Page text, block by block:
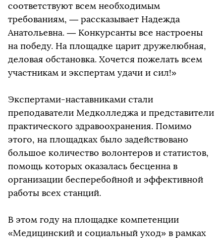
соответствуют всем необходимым
требованиям, — рассказывает Надежда
Анатольевна. — Конкурсанты все настроены
на победу. На площадке царит дружелюбная,
деловая обстановка. Хочется пожелать всем
участникам и экспертам удачи и сил!»
Экспертами-наставниками стали
преподаватели Медколледжа и представители
практического здравоохранения. Помимо
этого, на площадках было задействовано
большое количество волонтеров и статистов,
помощь которых оказалась бесценна в
организации бесперебойной и эффективной
работы всех станций.
В этом году на площадке компетенции
«Медицинский и социальный уход» в рамках